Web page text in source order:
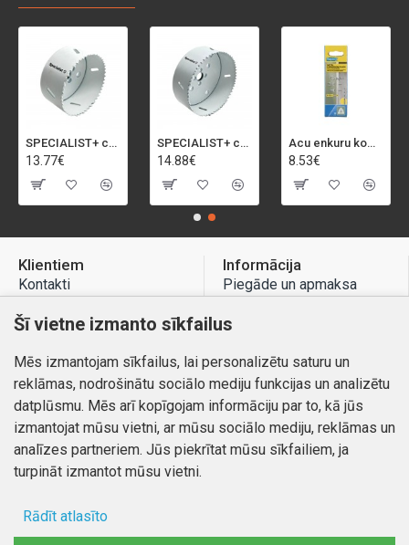
SPECIALIST+ caurumu zāģis BI-METAL, 92 mm
13.77€
SPECIALIST+ caurumu zāģis BI-METAL, 98 mm
14.88€
Acu enkuru komplekts, 3-13 mm, Rapid, 12 gab.
8.53€
Klientiem
Kontakti
Preču atgriešana
Mans profils
Pasūtījumi
Informācija
Piegāde un apmaksa
Atteikuma tiesības
Kontakti
aizsargātas
Šī vietne izmanto sīkfailus
Mēs izmantojam sīkfailus, lai personalizētu saturu un
reklāmas, nodrošinātu sociālo mediju funkcijas un analizētu
datplūsmu. Mēs arī kopīgojam informāciju par to, kā jūs
izmantojat mūsu vietni, ar mūsu sociālo mediju, reklāmas un
analīzes partneriem. Jūs piekrītat mūsu sīkfailiem, ja
turpināt izmantot mūsu vietni.
Rādīt atlasīto